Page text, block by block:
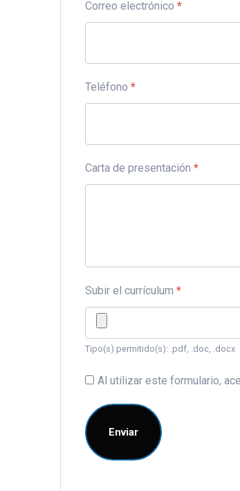
Correo electrónico *
Teléfono *
Carta de presentación *
Subir el currículum *
Tipo(s) permitido(s): .pdf, .doc, .docx
Al utilizar este formulario,